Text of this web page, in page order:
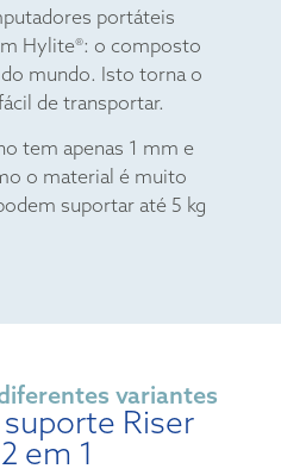
portáteis
Hylite®: o composto
mundo. Isto torna o
de transportar.
tem apenas 1 mm e
o material é muito
suportar até 5 kg
variantes
Riser
em 1